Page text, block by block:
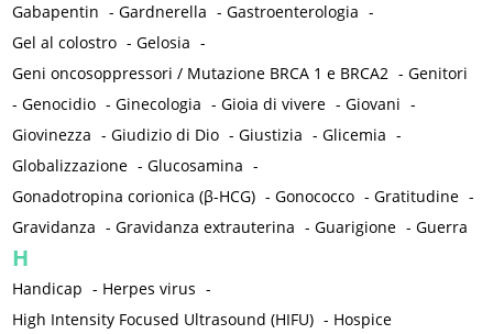
Gabapentin -Gardnerella -Gastroenterologia -
Gel al colostro -Gelosia -
Geni oncosoppressori / Mutazione BRCA 1 e BRCA2 -Genitori
-Genocidio -Ginecologia -Gioia di vivere -Giovani -
Giovinezza -Giudizio di Dio -Giustizia -Glicemia -
Globalizzazione -Glucosamina -
Gonadotropina corionica (β-HCG) -Gonococco -Gratitudine -
Gravidanza -Gravidanza extrauterina -Guarigione -Guerra
H
Handicap - Herpes virus -
High Intensity Focused Ultrasound (HIFU) - Hospice